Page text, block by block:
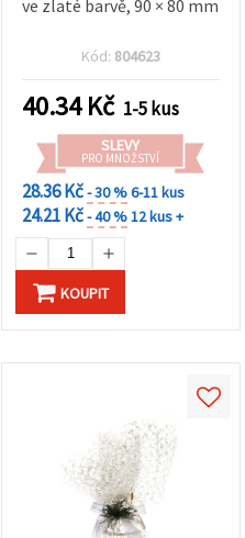
ve zlaté barvě, 90 × 80 mm
Kód: 804623
40.34Kč 1-5 kus
SLEVY
PRO MNOŽSTVÍ
28.36 Kč- 30 %6-11 kus
24.21 Kč- 40 %12 kus +
KOUPIT